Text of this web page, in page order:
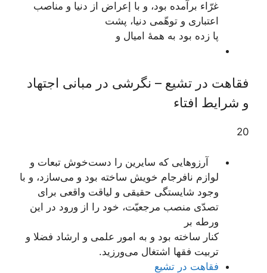
غرّاء برآمده بود، و با إعراض از دنیا و مناصب
اعتباری و توهّمی دنیا، پشت
پا زده بود به همۀ امیال و
فقاهت در تشیع – نگرشی در مبانی اجتهاد
و شرایط افتاء
20
آرزوهایی که سایرین را دست‌خوش تبعات و
لوازم نافرجام خویش ساخته بود و می‌سازد، و با
وجود شایستگی حقیقی و لیاقت واقعی برای
تصدّی منصب مرجعیّت، خود را از ورود در این
ورطه بر
کنار ساخته بود و به امور علمی و ارشاد فضلا و
تربیت فقها اشتغال می‌ورزید.
فقاهت در تشیع